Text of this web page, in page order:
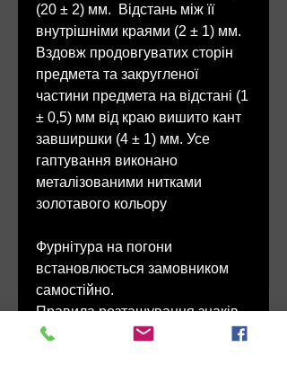
(20 ± 2) мм. Відстань між її
внутрішніми краями (2 ± 1) мм.
Вздовж продовгуватих сторін
предмета та закругленої
частини предмета на відстані (1
± 0,5) мм від краю вишито кант
завширшки (4 ± 1) мм. Усе
гаптування виконано
металізованими нитками
золотавого кольору
Фурнітура на погони
встановлюється замовником
самостійно.
Правила розташування знаків
розрізнення на